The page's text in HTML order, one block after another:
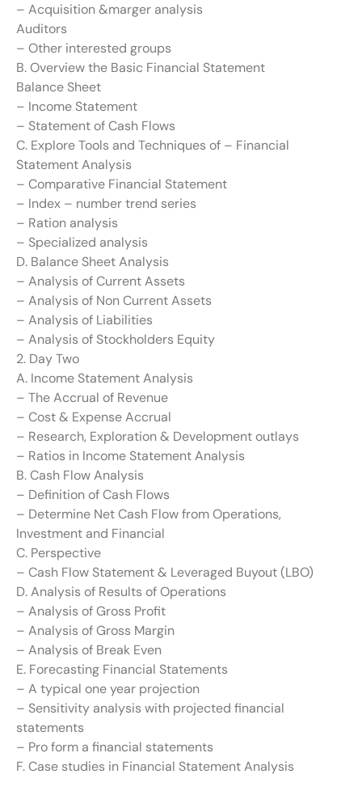
– Acquisition &marger analysis
Auditors
– Other interested groups
B. Overview the Basic Financial Statement
Balance Sheet
– Income Statement
– Statement of Cash Flows
C. Explore Tools and Techniques of – Financial
Statement Analysis
– Comparative Financial Statement
– Index – number trend series
– Ration analysis
– Specialized analysis
D. Balance Sheet Analysis
– Analysis of Current Assets
– Analysis of Non Current Assets
– Analysis of Liabilities
– Analysis of Stockholders Equity
2. Day Two
A. Income Statement Analysis
– The Accrual of Revenue
– Cost & Expense Accrual
– Research, Exploration & Development outlays
– Ratios in Income Statement Analysis
B. Cash Flow Analysis
– Definition of Cash Flows
– Determine Net Cash Flow from Operations,
Investment and Financial
C. Perspective
– Cash Flow Statement & Leveraged Buyout (LBO)
D. Analysis of Results of Operations
– Analysis of Gross Profit
– Analysis of Gross Margin
– Analysis of Break Even
E. Forecasting Financial Statements
– A typical one year projection
– Sensitivity analysis with projected financial
statements
– Pro form a financial statements
F. Case studies in Financial Statement Analysis